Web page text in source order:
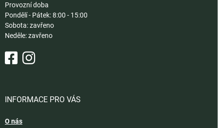
Provozní doba
Pondělí - Pátek: 8:00 - 15:00
Sobota: zavřeno
Neděle: zavřeno
INFORMACE PRO VÁS
O nás